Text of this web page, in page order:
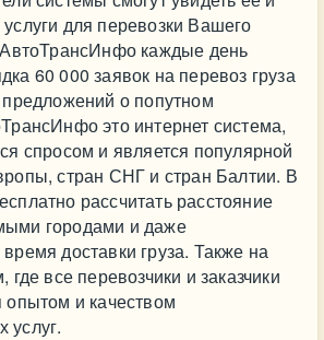
для перевозки Вашего
АвтоТрансИнфо каждые день
60 000 заявок на перевоз груза
о попутном
это интернет система,
спросом и является популярной
стран СНГ и стран Балтии. В
рассчитать расстояние
городами и даже
доставки груза. Также на
все перевозчики и заказчики
опытом и качеством
услуг.